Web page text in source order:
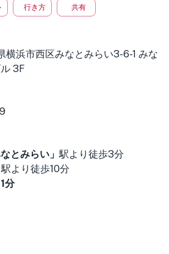
行き方 共有
横浜市西区みなとみらい3-6-1 みな
3F
なとみらい」駅より徒歩3分
駅より徒歩10分
1分